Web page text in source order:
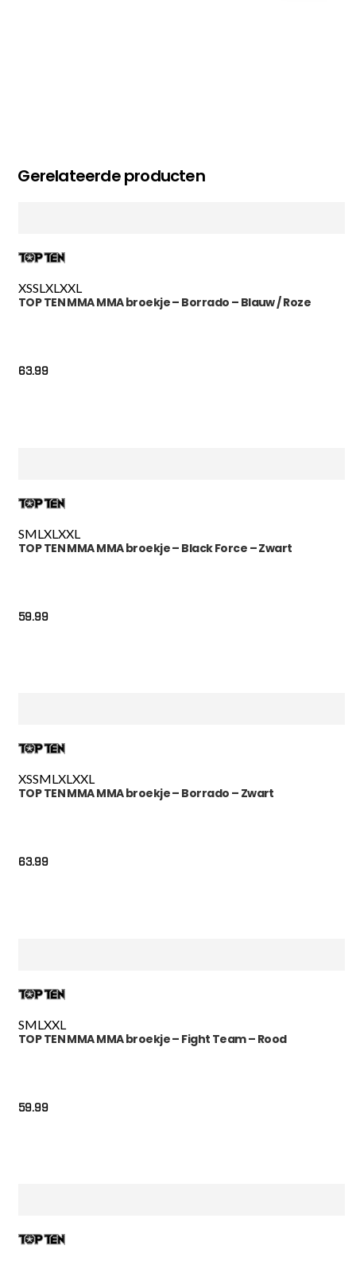
Gerelateerde producten
XSSLXLXXL
TOP TEN MMA MMA broekje – Borrado – Blauw / Roze
63.99
SML XL XXL
TOP TEN MMA MMA broekje – Black Force – Zwart
59.99
XSSMLXLXXL
TOP TEN MMA MMA broekje – Borrado – Zwart
63.99
SML XXL
TOP TEN MMA MMA broekje – Fight Team – Rood
59.99